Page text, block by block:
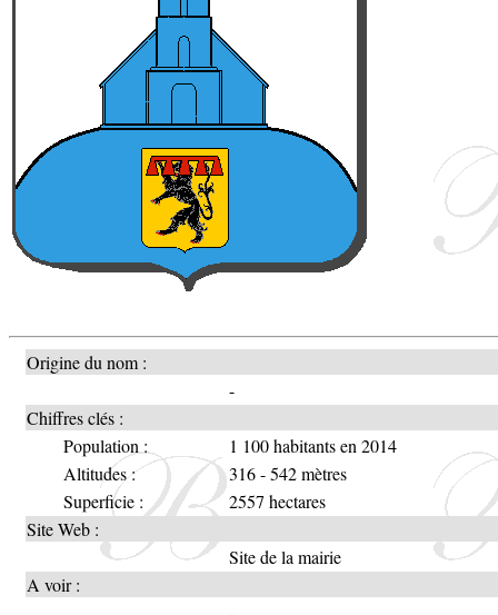
Origine du nom :
-
Chiffres clés :
Population :
1 100 habitants en 2014
Altitudes :
316 - 542 mètres
Superficie :
2557 hectares
Site Web :
Site de la mairie
A voir :